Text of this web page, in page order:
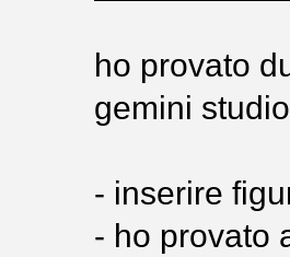
ho provato
gemini
- inserire
- ho provato